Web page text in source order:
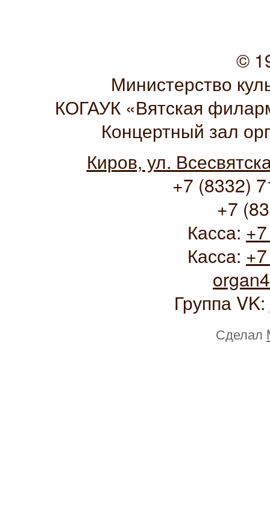
©
Министерство
КОГАУК «Вятская
Концертный зал
Киров, ул.
+7 (8332)
+7
Касса:
Касса:
Группа VK:
Сделал